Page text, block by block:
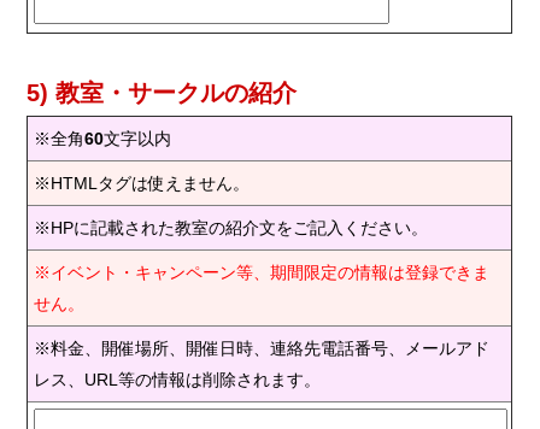
5) 教室・サークルの紹介
※全角60文字以内
※HTMLタグは使えません。
※HPに記載された教室の紹介文をご記入ください。
※イベント・キャンペーン等、期間限定の情報は登録できま
せん。
※料金、開催場所、開催日時、連絡先電話番号、メールアド
レス、URL等の情報は削除されます。